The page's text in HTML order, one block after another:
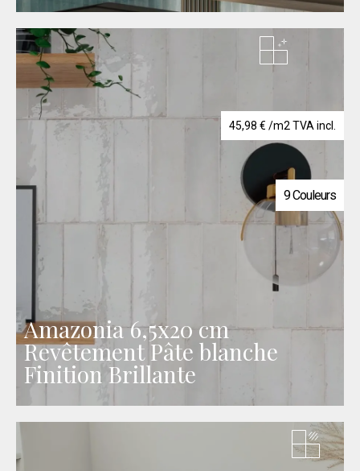
45,98 € /m2 TVA incl.
9 Couleurs
Amazonia 6,5x20 cm
Revêtement Pâte blanche
Finition Brillante